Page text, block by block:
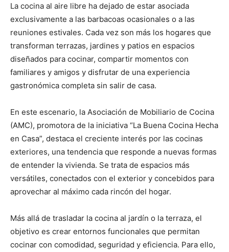
La cocina al aire libre ha dejado de estar asociada
exclusivamente a las barbacoas ocasionales o a las
reuniones estivales. Cada vez son más los hogares que
transforman terrazas, jardines y patios en espacios
diseñados para cocinar, compartir momentos con
familiares y amigos y disfrutar de una experiencia
gastronómica completa sin salir de casa.
En este escenario, la Asociación de Mobiliario de Cocina
(AMC), promotora de la iniciativa “La Buena Cocina Hecha
en Casa”, destaca el creciente interés por las cocinas
exteriores, una tendencia que responde a nuevas formas
de entender la vivienda. Se trata de espacios más
versátiles, conectados con el exterior y concebidos para
aprovechar al máximo cada rincón del hogar.
Más allá de trasladar la cocina al jardín o la terraza, el
objetivo es crear entornos funcionales que permitan
cocinar con comodidad, seguridad y eficiencia. Para ello,